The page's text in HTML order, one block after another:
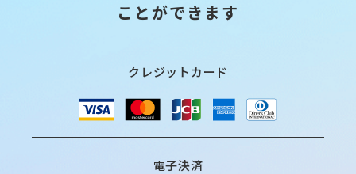
ことができます
クレジットカード
電子決済